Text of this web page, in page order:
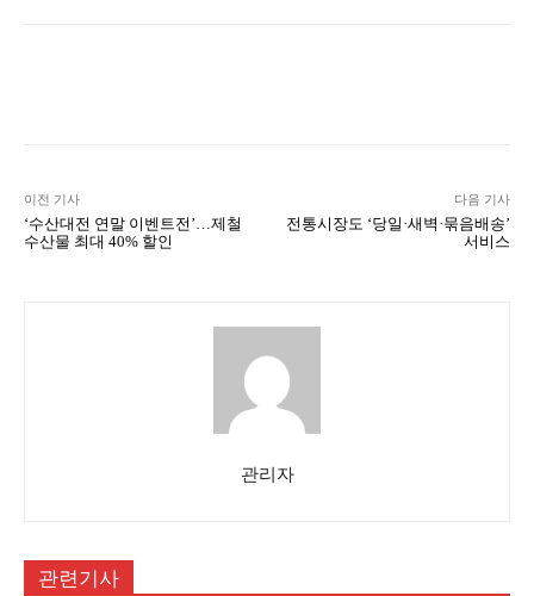
이전 기사
‘수산대전 연말 이벤트전’…제철
수산물 최대 40% 할인
다음 기사
전통시장도 ‘당일·새벽·묶음배송’
서비스
관리자
관련기사